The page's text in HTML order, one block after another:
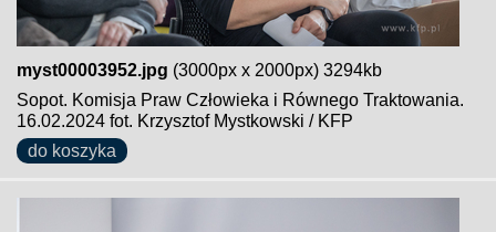
myst00003952.jpg (3000px x 2000px) 3294kb
Sopot. Komisja Praw Człowieka i Równego Traktowania.
16.02.2024 fot. Krzysztof Mystkowski / KFP
do koszyka